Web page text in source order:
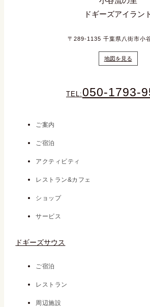
ドギーズアイラン
〒289-1135 千葉県八街市小
地図を見る
TEL: 050-1793-
ご案内
ご宿泊
アクティビティ
レストラン&カフェ
ショップ
サービス
ドギーズサウス
ご宿泊
レストラン
周辺施設